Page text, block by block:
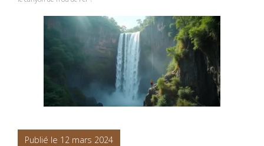
Publié le 12 mars 2024